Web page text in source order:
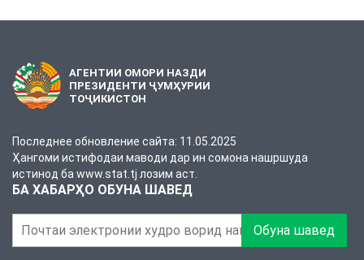
АГЕНТИИ ОМОРИ НАЗДИ
ПРЕЗИДЕНТИ ҶУМҲУРИИ
ТОҶИКИСТОН
Последнее обновление сайта: 11.05.2025
Ҳангоми истифодаи маводи дар ин сомона нашршуда
истинод ба www.stat.tj лозим аст.
БА ХАБАРҲО ОБУНА ШАВЕД
Обуна шавед